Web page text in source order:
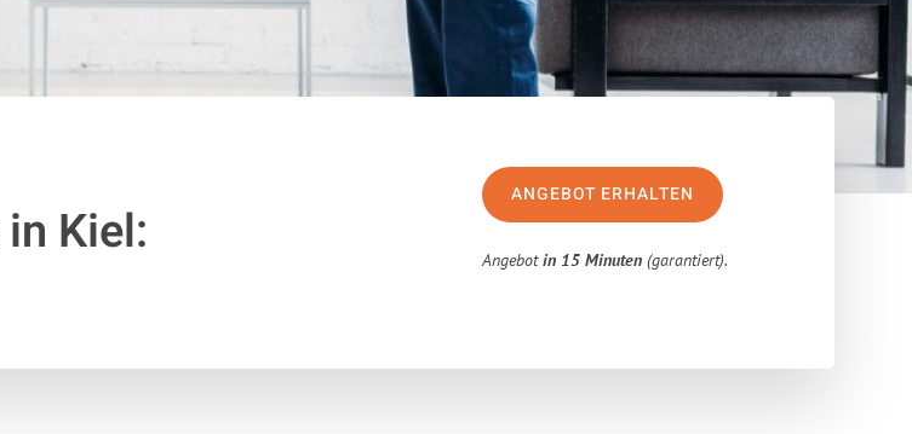
in Kiel:
ANGEBOT ERHALTEN
Angebotin 15 Minuten (garantiert).